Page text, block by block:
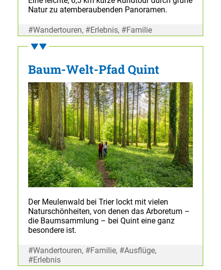
Natur zu atemberaubenden Panoramen.
#Wandertouren, #Erlebnis, #Familie
Baum-Welt-Pfad Quint
Der Meulenwald bei Trier lockt mit vielen
Naturschönheiten, von denen das Arboretum –
die Baumsammlung – bei Quint eine ganz
besondere ist.
#Wandertouren, #Familie, #Ausflüge,
#Erlebnis